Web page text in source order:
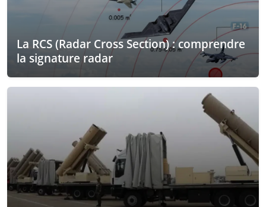
La RCS (Radar Cross Section) : comprendre
la signature radar